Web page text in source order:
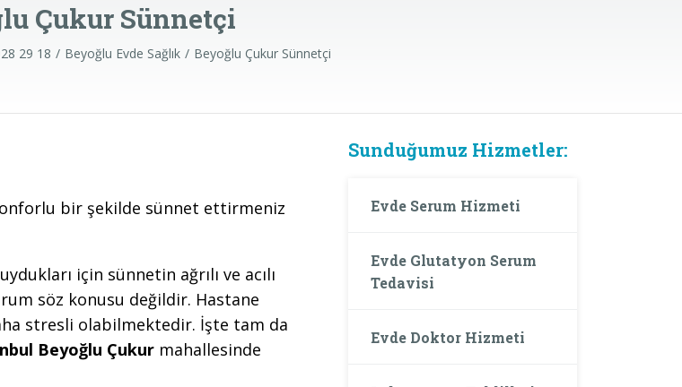
Çukur Sünnetçi
29 18 Beyoğlu Evde Sağlık Beyoğlu Çukur Sünnetçi
bir şekilde sünnet ettirmeniz
için sünnetin ağrılı ve acılı
söz konusu değildir. Hastane
stresli olabilmektedir. İşte tam da
Beyoğlu Çukur mahallesinde
Sunduğumuz Hizmetler:
Evde Serum Hizmeti
Evde Glutatyon Serum
Tedavisi
Evde Doktor Hizmeti